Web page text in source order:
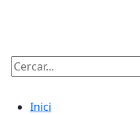
Cercar:
Inici